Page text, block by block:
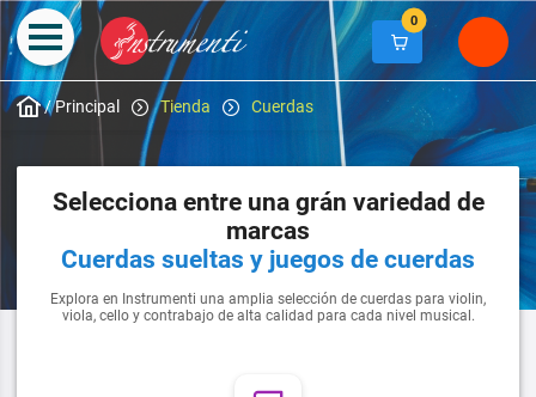
0
/Principal Tienda Cuerdas
Selecciona entre una grán variedad de
marcas
Cuerdas sueltas y juegos de cuerdas
Explora en Instrumenti una amplia selección de cuerdas para violin,
viola, cello y contrabajo de alta calidad para cada nivel musical.